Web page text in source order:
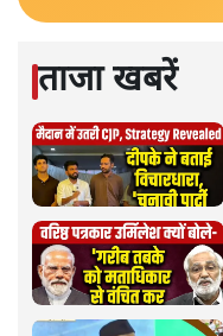
ताजा खबरें